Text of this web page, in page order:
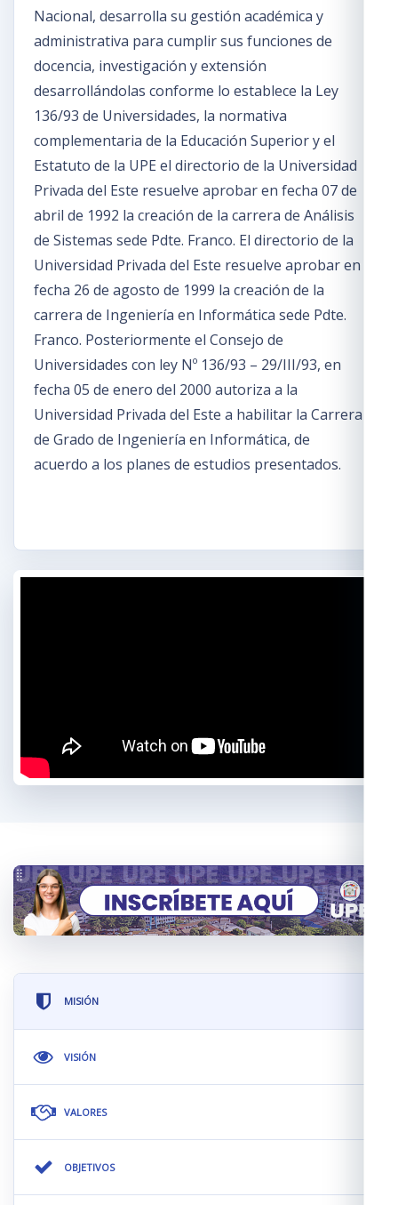
Nacional, desarrolla su gestión académica y
administrativa para cumplir sus funciones de
docencia, investigación y extensión
desarrollándolas conforme lo establece la Ley
136/93 de Universidades, la normativa
complementaria de la Educación Superior y el
Estatuto de la UPE el directorio de la Universidad
Privada del Este resuelve aprobar en fecha 07 de
abril de 1992 la creación de la carrera de Análisis
de Sistemas sede Pdte. Franco. El directorio de la
Universidad Privada del Este resuelve aprobar en
fecha 26 de agosto de 1999 la creación de la
carrera de Ingeniería en Informática sede Pdte.
Franco. Posteriormente el Consejo de
Universidades con ley Nº 136/93 – 29/III/93, en
fecha 05 de enero del 2000 autoriza a la
Universidad Privada del Este a habilitar la Carrera
de Grado de Ingeniería en Informática, de
acuerdo a los planes de estudios presentados.
MISIÓN
VISIÓN
VALORES
OBJETIVOS